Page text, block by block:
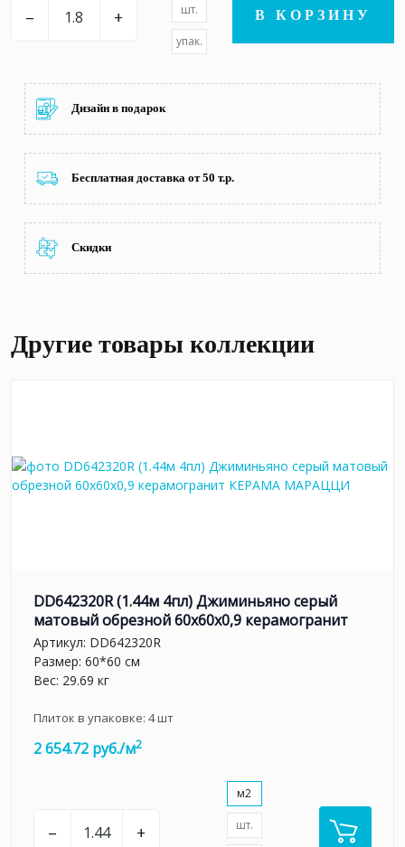
– + шт.
упак.
В КОРЗИНУ
Дизайн в подарок
Бесплатная доставка от 50 т.р.
Скидки
Другие товары коллекции
DD642320R (1.44м 4пл) Джиминьяно серый
матовый обрезной 60х60x0,9 керамогранит
Артикул: DD642320R
Размер: 60*60 см
Вес: 29.69 кг
Плиток в упаковке: 4шт
2 654.72 руб./м2
– +
м2
шт.